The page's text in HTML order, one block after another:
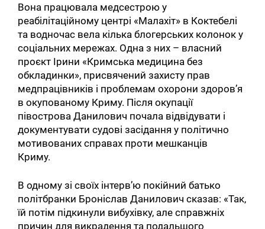
Вона працювала медсестрою у
реабілітаційному центрі «Малахіт» в Коктебелі
та водночас вела кілька блогерських колонок у
соціальних мережах. Одна з них – власний
проєкт Ірини «Кримська медицина без
обкладинки», присвячений захисту прав
медпрацівників і проблемам охорони здоров’я
в окупованому Криму. Після окупації
півострова Данилович почала відвідувати і
документувати судові засідання у політично
мотивованих справах проти мешканців
Криму.
В одному зі своїх інтерв’ю покійний батько
політбранки Броніслав Данилович сказав: «Так,
їй потім підкинули вибухівку, але справжніх
причин для викрадення та подальшого